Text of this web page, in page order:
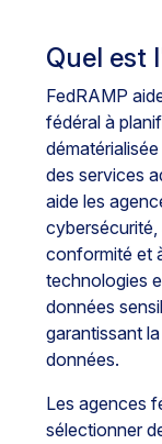
Quel est
FedRAMP
fédéral à
des services
aide les
conformité et
technologies
données
garantissant
données.
Les agences
sélectionner